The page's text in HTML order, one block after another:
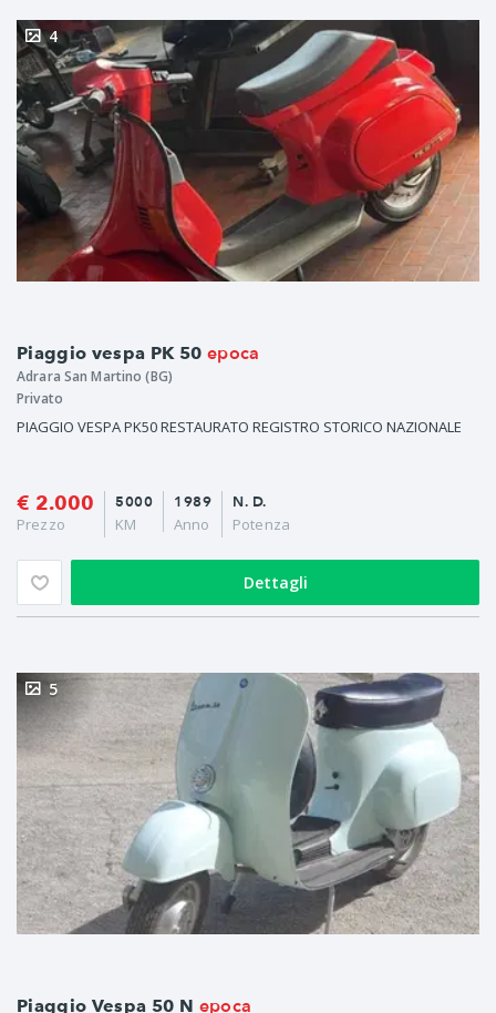
Piaggio vespa PK 50 epoca
4
Adrara San Martino (BG)
Privato
PIAGGIO VESPA PK50 RESTAURATO REGISTRO STORICO NAZIONALE
€ 2.000
Prezzo
1989
Anno
5000
KM
N. D.
Potenza
Dettagli
Piaggio Vespa 50 N epoca
5